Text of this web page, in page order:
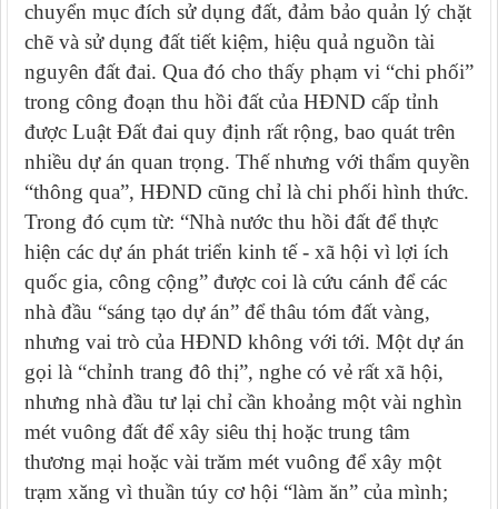
chuyển mục đích sử dụng đất, đảm bảo quản lý chặt
chẽ và sử dụng đất tiết kiệm, hiệu quả nguồn tài
nguyên đất đai. Qua đó cho thấy phạm vi “chi phối”
trong công đoạn thu hồi đất của HĐND cấp tỉnh
được Luật Đất đai quy định rất rộng, bao quát trên
nhiều dự án quan trọng. Thế nhưng với thẩm quyền
“thông qua”, HĐND cũng chỉ là chi phối hình thức.
Trong đó cụm từ: “Nhà nước thu hồi đất đểthực
hiện các dự án phát triển kinh tế - xã hội vì lợi ích
quốc gia, công cộng” được coi là cứu cánh để các
nhà đầu “sáng tạo dự án” để thâu tóm đất vàng,
nhưng vai trò của HĐND không với tới. Một dự án
gọi là “chỉnh trang đô thị”, nghe có vẻ rất xã hội,
nhưng nhà đầu tư lại chỉ cần khoảng một vài nghìn
mét vuông đất để xây siêu thị hoặc trung tâm
thương mại hoặc vài trăm mét vuông để xây một
trạm xăng vì thuần túy cơ hội “làm ăn” của mình;